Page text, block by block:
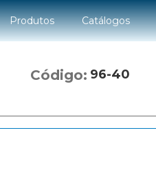
Produtos Catálogos
Código: 96-40